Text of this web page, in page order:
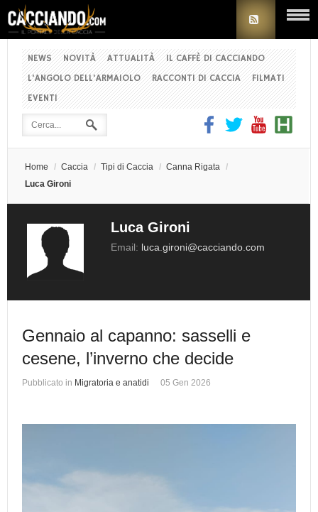
NEWS NOVITÀ ATTUALITÀ
IL CAFFÈ DI CACCIANDO
L'ANGOLO DELL'ARMAIOLO
RACCONTI DI CACCIA
FILMATI
EVENTI
Home / Caccia / Tipi di Caccia / Canna Rigata /
Luca Gironi
Luca Gironi
Email: luca.gironi@cacciando.com
Gennaio al capanno: sasselli e
cesene, l’inverno che decide
Pubblicato in Migratoria e anatidi 05 Gen 2026